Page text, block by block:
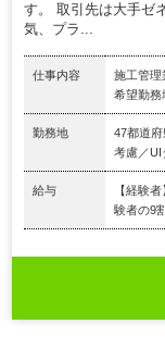
す。 取引先は大手ゼ
気、プラ...
仕事内容
施工管理
希望勤務
勤務地
47都道
考慮／UI
給与
【経験
験者の9